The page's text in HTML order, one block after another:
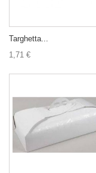
Targhetta...
1,71 €